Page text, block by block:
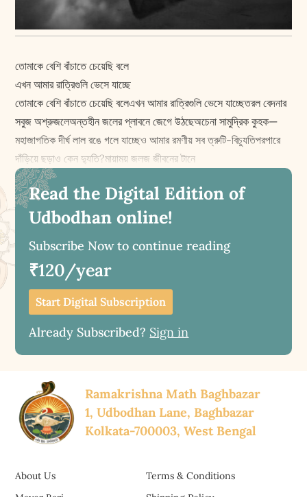
তোমাকে বেশি বাঁচাতে চেয়েছি বলে
এখন আমার রাত্রিগুলি ভেসে যাচ্ছে
তোমাকে বেশি বাঁচাতে চেয়েছি বলেএখন আমার রাত্রিগুলি ভেসে যাচ্ছেতরল বেদনার
সবুজ অশ্রুজলেঅন্তহীন জলের প্লাবনে জেগে উঠছেঅচেনা সামুদ্রিক কুহক—
মহাজাগতিক দীর্ঘ লাল রঙে গলে যাচ্ছেও আমার রমণীয় সব ত্রুটি-বিচ্যুতিপরপারে
দাঁড়িয়ে ছড়াও কেন দ্যুতি?মায়াময় জলজ জীবনের টানে
Read the Digital Edition of
Udbodhan online!
Subscribe Now to continue reading
₹120/year
Start Digital Subscription
Already Subscribed? Sign in
Ramakrishna Math Baghbazar
1, Udbodhan Lane, Baghbazar
Kolkata-700003, West Bengal
About Us
Terms & Conditions